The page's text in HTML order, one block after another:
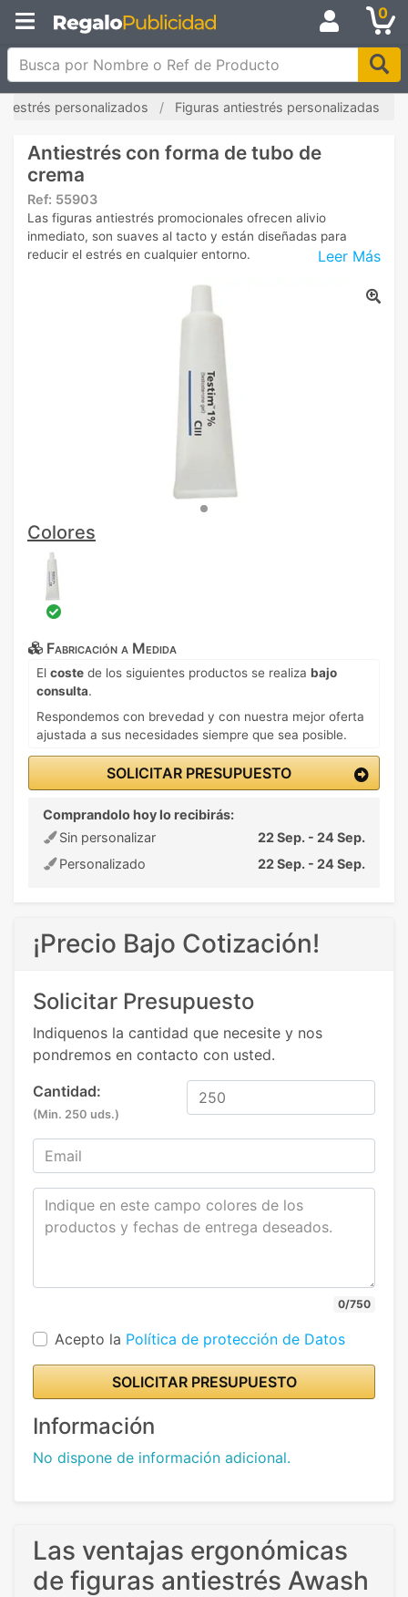
0
Busca por Nombre o Ref de Producto
personalizados Figuras antiestrés personalizadas
Antiestrés con forma de tubo de
crema
Ref: 55903
Leer Más
Las figuras antiestrés promocionales ofrecen alivio
inmediato, son suaves al tacto y están diseñadas para
reducir el estrés en cualquier entorno.
Colores
Fabricación a Medida
El coste de los siguientes productos se realiza bajo
consulta.
Respondemos con brevedad y con nuestra mejor oferta
ajustada a sus necesidades siempre que sea posible.
SOLICITAR PRESUPUESTO
Comprandolo hoy lo recibirás:
Sin personalizar
22 Sep. - 24 Sep.
Personalizado
22 Sep. - 24 Sep.
¡Precio Bajo Cotización!
Solicitar Presupuesto
Indiquenos la cantidad que necesite y nos
pondremos en contacto con usted.
Cantidad:
(Min. 250 uds.)
0/750
Acepto la Política de protección de Datos
SOLICITAR PRESUPUESTO
Información
No dispone de información adicional.
Las ventajas ergonómicas
de figuras antiestrés Awash